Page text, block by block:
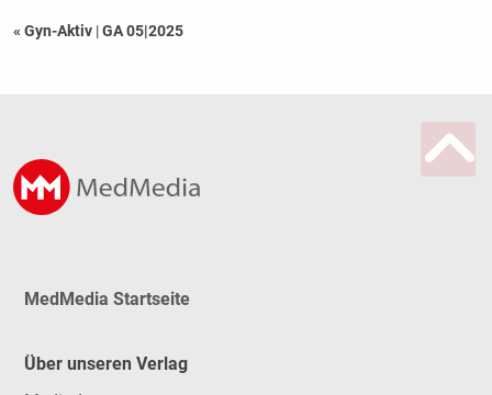
« Gyn-Aktiv |GA 05|2025
MedMedia Startseite
Über unseren Verlag